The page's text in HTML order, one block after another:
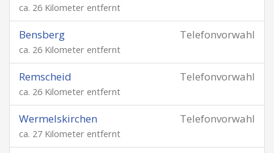
ca. 26 Kilometer entfernt
Telefonvorwahl
Bensberg
ca. 26 Kilometer entfernt
Telefonvorwahl
Remscheid
ca. 26 Kilometer entfernt
Telefonvorwahl
Wermelskirchen
ca. 27 Kilometer entfernt